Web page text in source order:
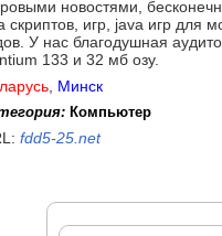
новостями,
скриптов, игр, java игр для
У нас благодушная
133 и 32 мб озу.
Минск
Компьютер
fdd5-25.net